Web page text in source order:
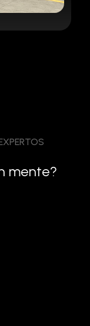
mente?